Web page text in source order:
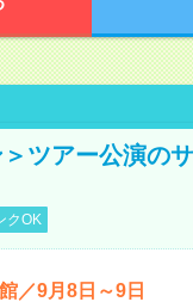
ツアー公演の
クOK
／9月8日～9日